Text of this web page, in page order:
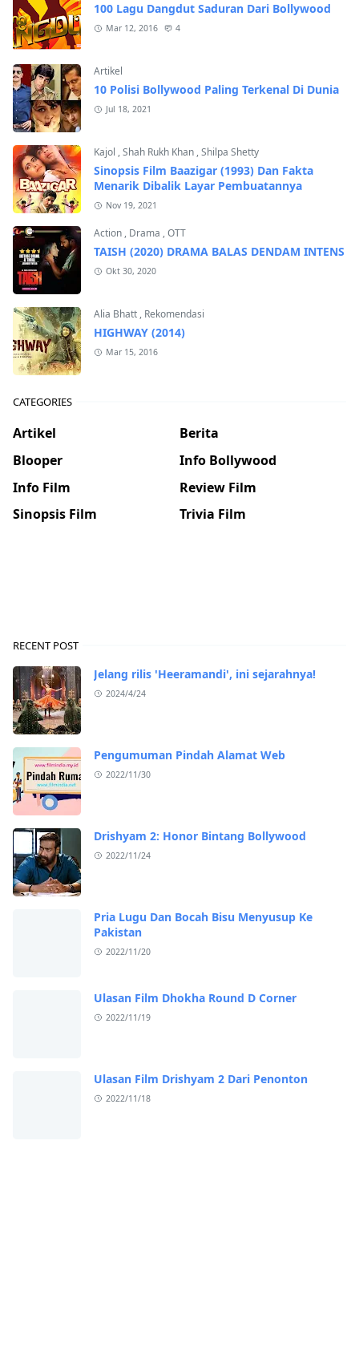
100 Lagu Dangdut Saduran Dari Bollywood
Mar 12, 2016 4
Artikel
10 Polisi Bollywood Paling Terkenal Di Dunia
Jul 18, 2021
Kajol ,Shah Rukh Khan ,Shilpa Shetty
Sinopsis Film Baazigar (1993) Dan Fakta
Menarik Dibalik Layar Pembuatannya
Nov 19, 2021
Action , Drama ,OTT
TAISH (2020) DRAMA BALAS DENDAM INTENS
Okt 30, 2020
Alia Bhatt , Rekomendasi
HIGHWAY (2014)
Mar 15, 2016
CATEGORIES
Artikel
Berita
Blooper
Info Bollywood
Info Film
Review Film
Sinopsis Film
Trivia Film
RECENT POST
Jelang rilis 'Heeramandi', ini sejarahnya!
2024/4/24
Pengumuman Pindah Alamat Web
2022/11/30
Drishyam 2: Honor Bintang Bollywood
2022/11/24
Pria Lugu Dan Bocah Bisu Menyusup Ke
Pakistan
2022/11/20
Ulasan Film Dhokha Round D Corner
2022/11/19
Ulasan Film Drishyam 2 Dari Penonton
2022/11/18